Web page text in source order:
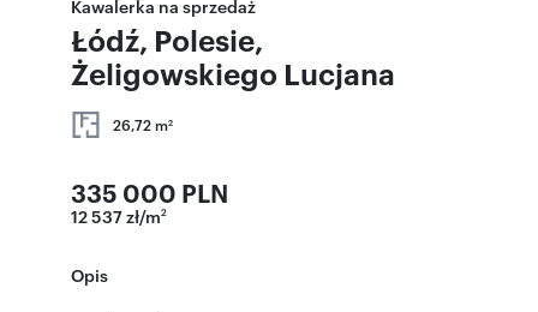
Kawalerka na sprzedaż
Łódź, Polesie,
Żeligowskiego Lucjana
26,72 m2
335 000 PLN
12 537 zł/m2
Opis